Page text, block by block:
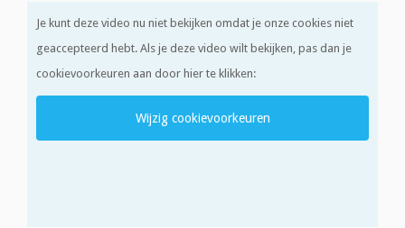
Je kunt deze video nu niet bekijken omdat je onze cookies niet
geaccepteerd hebt. Als je deze video wilt bekijken, pas dan je
cookievoorkeuren aan door hier te klikken:
Wijzig cookievoorkeuren